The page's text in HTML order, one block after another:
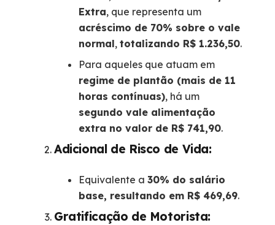
Extra, que representa um
acréscimo de 70% sobre o vale
normal, totalizando R$ 1.236,50.
Para aqueles que atuam em
regime de plantão (mais de 11
horas contínuas), há um
segundo vale alimentação
extra no valor de R$ 741,90.
Adicional de Risco de Vida:
Equivalente a 30% do salário
base, resultando em R$ 469,69.
Gratificação de Motorista: